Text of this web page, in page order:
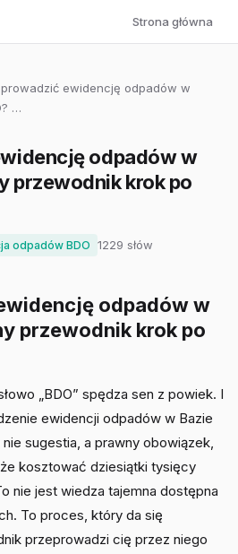
Strona główna
ewidencję odpadów w
…
odpadów w
przewodnik krok po
odpadów BDO 1229 słów
odpadów w
przewodnik krok po
„BDO” spędza sen z powiek. I
ewidencji odpadów w Bazie
sugestia, a prawny obowiązek,
kosztować dziesiątki tysięcy
nie jest wiedza tajemna dostępna
To proces, który da się
przeprowadzi cię przez niego